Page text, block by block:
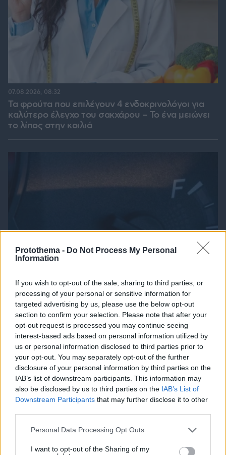
Protothema - Do Not Process My Personal
Information
If you wish to opt-out of the sale, sharing to third parties, or
processing of your personal or sensitive information for
targeted advertising by us, please use the below opt-out
section to confirm your selection. Please note that after your
opt-out request is processed you may continue seeing
interest-based ads based on personal information utilized by
us or personal information disclosed to third parties prior to
your opt-out. You may separately opt-out of the further
disclosure of your personal information by third parties on the
IAB’s list of downstream participants. This information may
also be disclosed by us to third parties on the IAB’s List of
Downstream Participants that may further disclose it to other
Please note that this website/app uses one or more Google
not limited to your visit or usage behaviour. You may click to
Personal Data Processing Opt Outs
I want to opt-out of the Sharing of my
Τα φρούτα που επιλέγουν 4 ενδοκρινολόγοι για
καλύτερο έλεγχο του σακχάρου – Το ένα μειώνει
το λίπος στην κοιλιά
07.08.2026, 08:32
Ποιο αυτοκίνητο βενζίνης έκανε 1.980 χλμ με έναν
ανεφοδιασμό;
06.08.2026, 19:12